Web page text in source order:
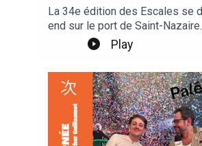
La 34e édition des Escales se
end sur le port de Saint-
pose ses micros sur les quais
Maroc hôte du festival le petit
Angèle Chatelier et
plateau Archive, Meryem
Flo Massé et Yann Bieuzent,
Play